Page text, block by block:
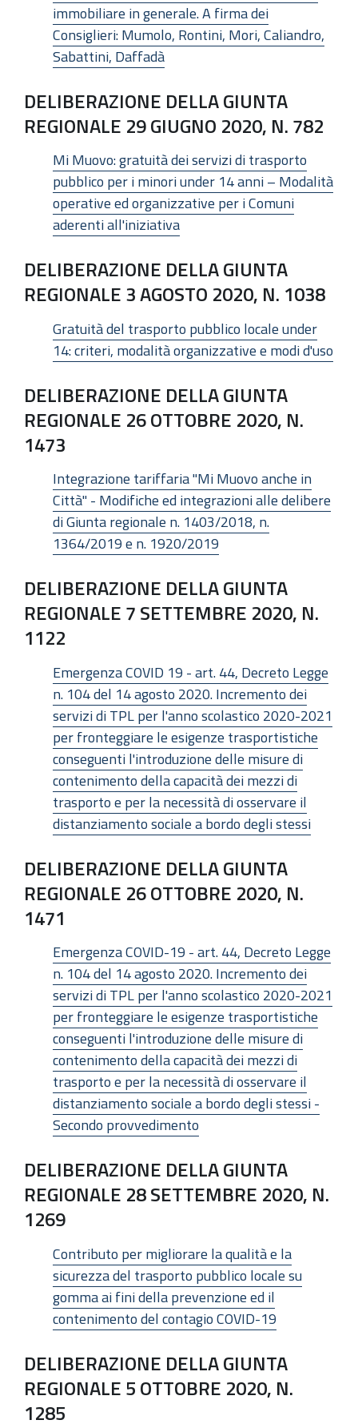
immobiliare in generale. A firma dei
Consiglieri: Mumolo, Rontini, Mori, Caliandro,
Sabattini, Daffadà
DELIBERAZIONE DELLA GIUNTA
REGIONALE 29 GIUGNO 2020, N. 782
Mi Muovo: gratuità dei servizi di trasporto
pubblico per i minori under 14 anni – Modalità
operative ed organizzative per i Comuni
aderenti all'iniziativa
DELIBERAZIONE DELLA GIUNTA
REGIONALE 3 AGOSTO 2020, N. 1038
Gratuità del trasporto pubblico locale under
14: criteri, modalità organizzative e modi d'uso
DELIBERAZIONE DELLA GIUNTA
REGIONALE 26 OTTOBRE 2020, N.
1473
Integrazione tariffaria "Mi Muovo anche in
Città" - Modifiche ed integrazioni alle delibere
di Giunta regionale n. 1403/2018, n.
1364/2019 e n. 1920/2019
DELIBERAZIONE DELLA GIUNTA
REGIONALE 7 SETTEMBRE 2020, N.
1122
Emergenza COVID 19 - art. 44, Decreto Legge
n. 104 del 14 agosto 2020. Incremento dei
servizi di TPL per l'anno scolastico 2020-2021
per fronteggiare le esigenze trasportistiche
conseguenti l'introduzione delle misure di
contenimento della capacità dei mezzi di
trasporto e per la necessità di osservare il
distanziamento sociale a bordo degli stessi
DELIBERAZIONE DELLA GIUNTA
REGIONALE 26 OTTOBRE 2020, N.
1471
Emergenza COVID-19 - art. 44, Decreto Legge
n. 104 del 14 agosto 2020. Incremento dei
servizi di TPL per l'anno scolastico 2020-2021
per fronteggiare le esigenze trasportistiche
conseguenti l'introduzione delle misure di
contenimento della capacità dei mezzi di
trasporto e per la necessità di osservare il
distanziamento sociale a bordo degli stessi -
Secondo provvedimento
DELIBERAZIONE DELLA GIUNTA
REGIONALE 28 SETTEMBRE 2020, N.
1269
Contributo per migliorare la qualità e la
sicurezza del trasporto pubblico locale su
gomma ai fini della prevenzione ed il
contenimento del contagio COVID-19
DELIBERAZIONE DELLA GIUNTA
REGIONALE 5 OTTOBRE 2020, N.
1285